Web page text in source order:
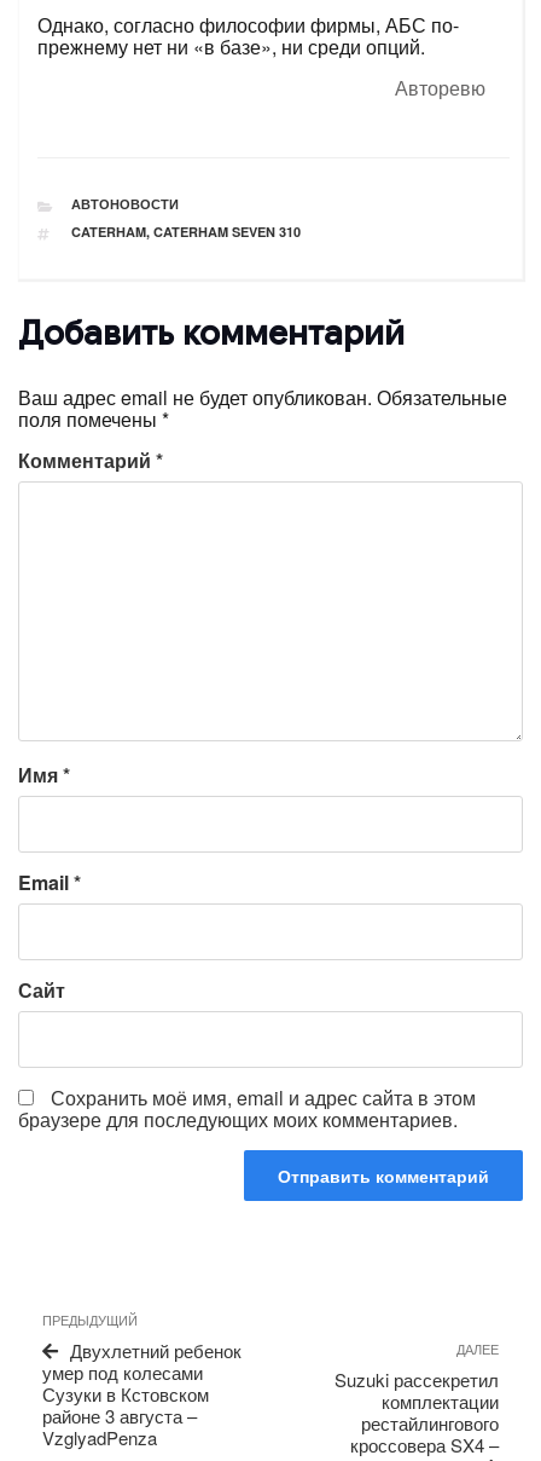
Однако, согласно философии фирмы, АБС по-
прежнему нет ни «в базе», ни среди опций.
Авторевю
РУБРИКИ
АВТОНОВОСТИ
ТЕГИ
CATERHAM, CATERHAM SEVEN 310
Добавить комментарий
Ваш адрес email не будет опубликован. Обязательные
поля помечены *
Комментарий *
Имя*
Email*
Сайт
Сохранить моё имя, email и адрес сайта в этом
браузере для последующих моих комментариев.
по
записям
Предыдущая
запись
ПРЕДЫДУЩИЙ
Двухлетний ребенок
умер под колесами
Сузуки в Кстовском
районе 3 августа –
VzglyadPenza
ДАЛЕЕ
Suzuki рассекретил
комплектации
рестайлингового
кроссовера SX4 –